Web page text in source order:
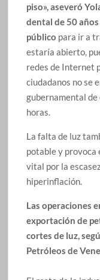
piso», aseveró
dental de 50
público para ir a
estaría abierto,
redes de Internet
ciudadanos no se
gubernamental
horas.
La falta de luz
potable y provoca
vital por la
hiperinflación.
Las operaciones
exportación de
cortes de luz,
Petróleos de